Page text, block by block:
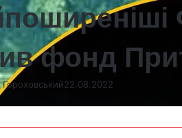
фонд
22.08.2022